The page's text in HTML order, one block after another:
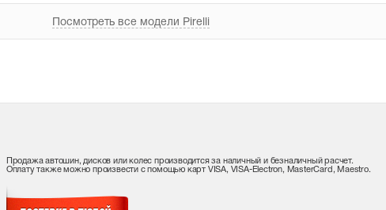
Посмотреть все модели Pirelli
Продажа автошин, дисков или колес производится за наличный и безналичный расчет.
Оплату также можно произвести с помощью карт VISA, VISA-Electron, MasterCard, Maestro.